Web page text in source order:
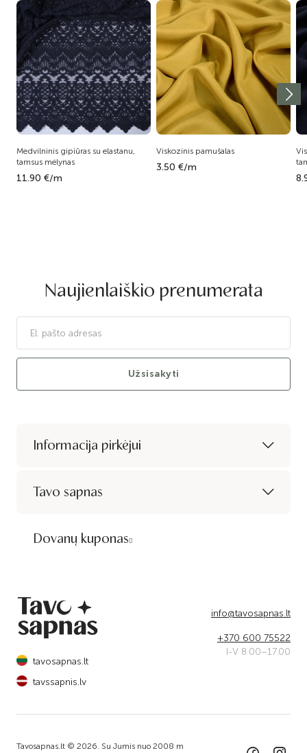
Medvilninis gipiūras su elastanu,
tamsus mėlynas
11.90 €/m
Viskozinis pamušalas
3.50 €/m
Naujienlaiškio prenumerata
Užsisakyti
Informacija pirkėjui
Tavo sapnas
Dovanų kuponas
info@tavosapnas.lt
+370 600 75522
I-V 8.00–17.00
tavosapnas.lt
tavssapnis.lv
Tavosapnas.lt © 2026. Su Jumis nuo 2008 m